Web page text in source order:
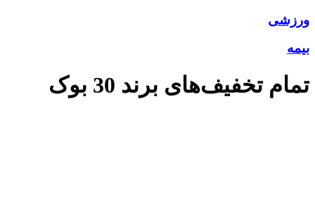
ورزشی
بیمه
تمام تخفیف‌های برند 30 بوک